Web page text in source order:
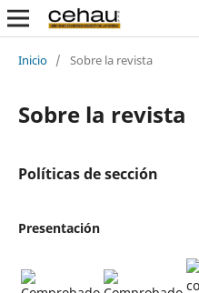
Inicio / Sobre la revista
Sobre la revista
Políticas de sección
Presentación